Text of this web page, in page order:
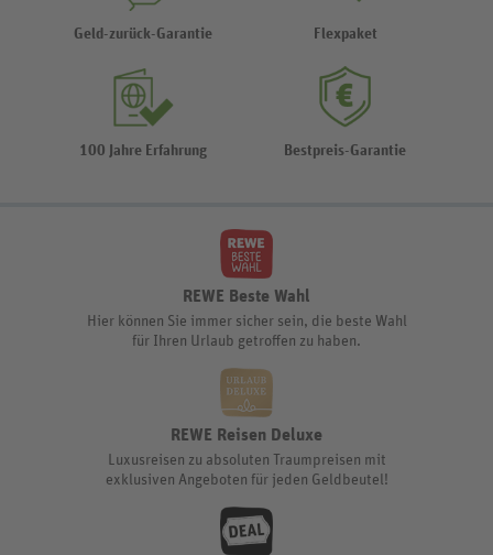
Geld-zurück-Garantie Flexpaket
100 Jahre Erfahrung Bestpreis-Garantie
REWE Beste Wahl
Hier können Sie immer sicher sein, die beste Wahl
für Ihren Urlaub getroffen zu haben.
REWE Reisen Deluxe
Luxusreisen zu absoluten Traumpreisen mit
exklusiven Angeboten für jeden Geldbeutel!